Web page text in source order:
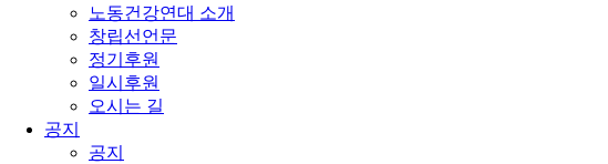
노동건강연대 소개
창립선언문
정기후원
일시후원
오시는 길
공지
공지